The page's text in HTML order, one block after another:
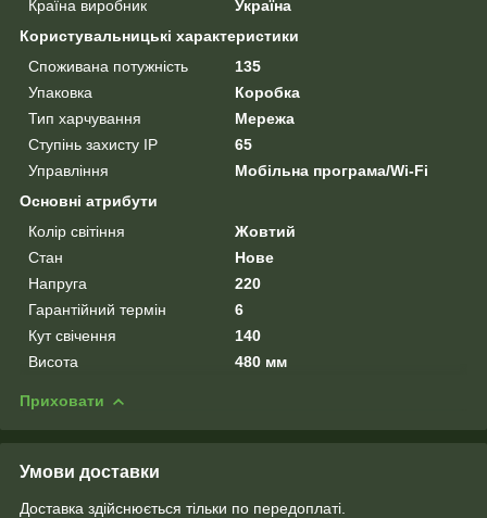
Країна виробник
Україна
Користувальницькі характеристики
Споживана потужність
135
Упаковка
Коробка
Тип харчування
Мережа
Ступінь захисту IP
65
Управління
Мобільна програма/Wi-Fi
Основні атрибути
Колір світіння
Жовтий
Стан
Нове
Напруга
220
Гарантійний термін
6
Кут свічення
140
Висота
480 мм
Приховати
Умови доставки
Доставка здійснюється тільки по передоплаті.